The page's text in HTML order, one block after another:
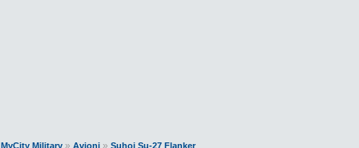
MyCity Military » Avioni » Suhoj Su-27 Flanker